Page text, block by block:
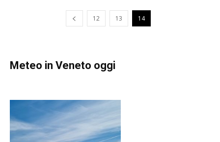
12 13 14
Meteo in Veneto oggi